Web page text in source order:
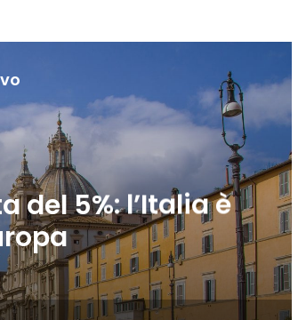
LE TASCHE DEGLI ITALIANI
2 settimane fa
del turismo in Italia,
i visitatori